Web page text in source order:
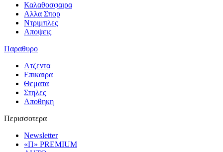
Καλαθοσφαιρα
Αλλα Σπορ
Ντριμπλες
Αποψεις
Παραθυρο
Ατζεντα
Επικαιρα
Θεματα
Στηλες
Αποθηκη
Περισσοτερα
Newsletter
«Π» PREMIUM